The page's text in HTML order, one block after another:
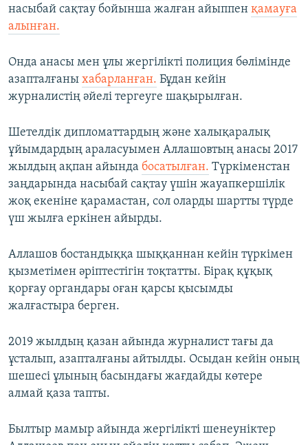
насыбай сақтау бойынша жалған айыппен қамауға
алынған.
Онда анасы мен ұлы жергілікті полиция бөлімінде
азапталғаны хабарланған. Бұдан кейін
журналистің әйелі тергеуге шақырылған.
Шетелдік дипломаттардың және халықаралық
ұйымдардың араласуымен Аллашовтың анасы 2017
жылдың ақпан айында босатылған. Түркіменстан
заңдарында насыбай сақтау үшін жауапкершілік
жоқ екеніне қарамастан, сол оларды шартты түрде
үш жылға еркінен айырды.
Аллашов бостандыққа шыққаннан кейін түркімен
қызметімен әріптестігін тоқтатты. Бірақ құқық
қорғау органдары оған қарсы қысымды
жалғастыра берген.
2019 жылдың қазан айында журналист тағы да
ұсталып, азапталғаны айтылды. Осыдан кейін оның
шешесі ұлының басындағы жағдайды көтере
алмай қаза тапты.
Былтыр мамыр айында жергілікті шенеуніктер